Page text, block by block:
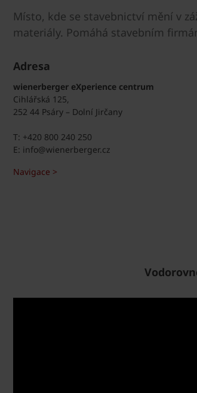
Místo, kde se stavebnictví mění v
materiály. Pomáhá stavebním
Adresa
wienerberger eXperience centrum
Cihlářská 125,
252 44 Psáry – Dolní Jirčany
T: +420 800 240 250
E: info@wienerberger.cz
Navigace >